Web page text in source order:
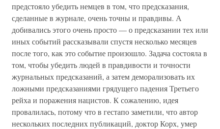
предстояло убедить немцев в том, что предсказания,
сделанные в журнале, очень точны и правдивы. А
добивались этого очень просто — о предсказании тех или
иных событий рассказывали спустя несколько месяцев
после того, как это событие произошло. Задача состояла в
том, чтобы убедить людей в правдивости и точности
журнальных предсказаний, а затем деморализовать их
ложными предсказаниями грядущего падения Третьего
рейха и поражения нацистов. К сожалению, идея
провалилась, потому что в гестапо заметили, что автор
нескольких последних публикаций, доктор Корх, умер